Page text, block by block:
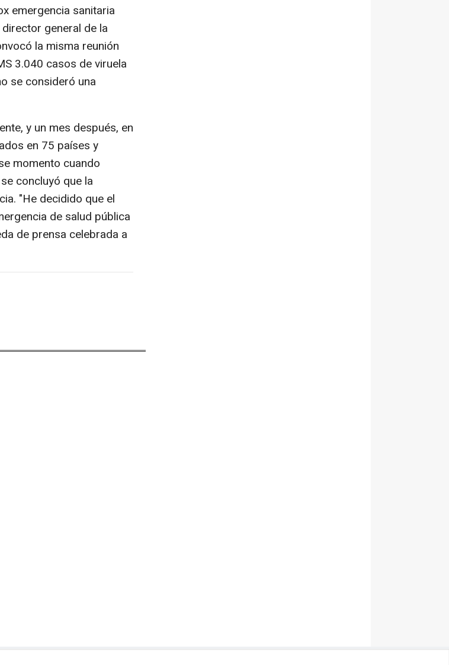
emergencia sanitaria
general de la
la misma reunión
3.040 casos de viruela
se consideró una
y un mes después, en
en 75 países y
momento cuando
concluyó que la
"He decidido que el
de salud pública
de prensa celebrada a